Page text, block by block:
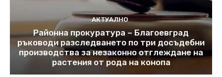
АКТУАЛНО
Районна прокуратура – Благоевград
ръководи разследването по три досъдебни
производства за незаконно отглеждане на
растения от рода на конопа